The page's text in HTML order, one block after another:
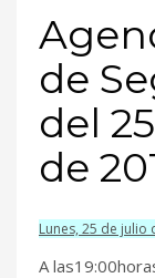
de
del
de
Lunes, 25 de julio
A